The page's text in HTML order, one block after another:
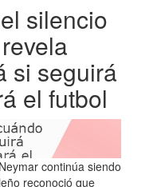
silencio
si seguirá
el futbol
continúa siendo
reconoció que